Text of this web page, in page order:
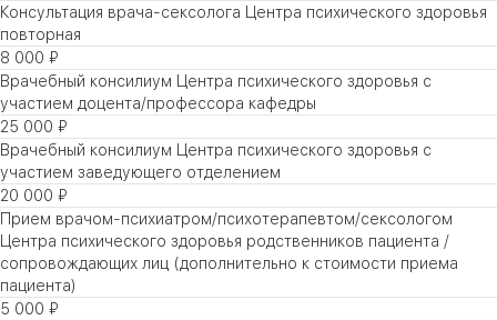
Консультация врача-сексолога Центра психического здоровья
повторная
8 000 ₽
Врачебный консилиум Центра психического здоровья с
участием доцента/профессора кафедры
25 000 ₽
Врачебный консилиум Центра психического здоровья с
участием заведующего отделением
20 000 ₽
Прием врачом-психиатром/психотерапевтом/сексологом
Центра психического здоровья родственников пациента /
сопровождающих лиц (дополнительно к стоимости приема
пациента)
5 000 ₽